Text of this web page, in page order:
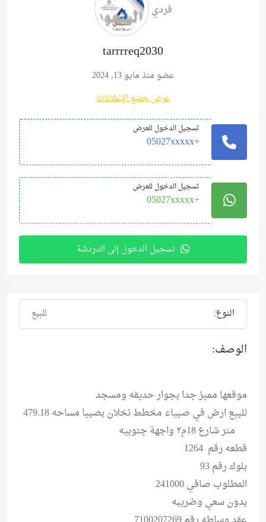
فردي
tarrrreq2030
عضو منذ مايو 13, 2024
عرض جميع الإعلانات
تسجيل الدخول للعرض
+05027xxxxx
تسجيل الدخول للعرض
+05027xxxxx
تسجيل الدخول إلى الدردشة
النوع: للبيع
الوصف:
‏موقعها مميز جدا بجوار حديقه ومسجد
‏للبيع ارض في صبياء مخطط نخلان بصبيا مساحه 479‪.18
‏قطعه رقم 126‪4
‏بلوك رقم 93
‏بدون سعي وضريبه